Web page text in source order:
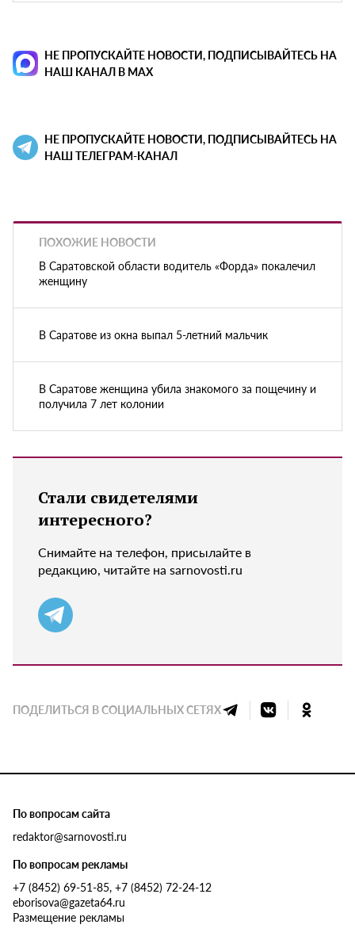
НЕ ПРОПУСКАЙТЕ НОВОСТИ, ПОДПИСЫВАЙТЕСЬ НА
НАШ КАНАЛ В MAX
НЕ ПРОПУСКАЙТЕ НОВОСТИ, ПОДПИСЫВАЙТЕСЬ НА
НАШ ТЕЛЕГРАМ-КАНАЛ
ПОХОЖИЕ НОВОСТИ
В Саратовской области водитель «Форда» покалечил
женщину
В Саратове из окна выпал 5-летний мальчик
В Саратове женщина убила знакомого за пощечину и
получила 7 лет колонии
Стали свидетелями
интересного?
Снимайте на телефон, присылайте в
редакцию, читайте на sarnovosti.ru
ПОДЕЛИТЬСЯ В СОЦИАЛЬНЫХ СЕТЯХ
По вопросам сайта
redaktor@sarnovosti.ru
По вопросам рекламы
+7 (8452) 69-51-85, +7 (8452) 72-24-12
eborisova@gazeta64.ru
Размещение рекламы